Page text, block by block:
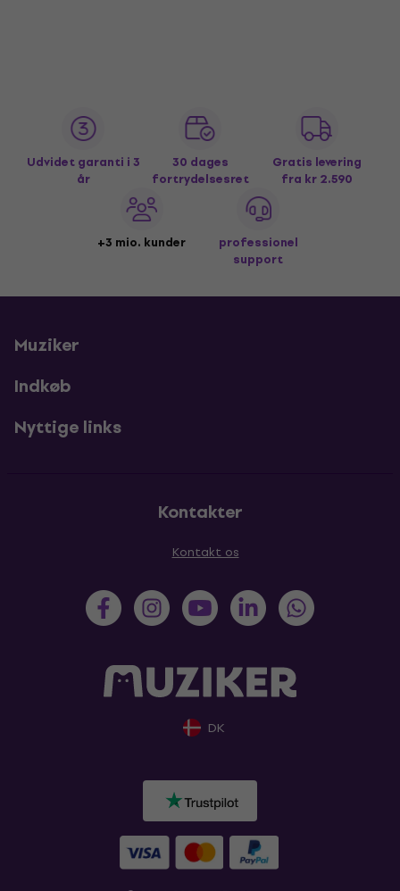
Udvidet garanti i 3
år
30 dages
fortrydelsesret
Gratis levering
fra kr 2.590
+3 mio. kunder
professionel
support
Muziker
Indkøb
Nyttige links
Kontakter
Kontakt os
DK